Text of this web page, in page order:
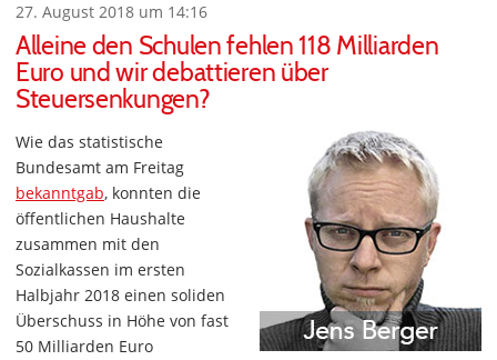
27. August 2018 um 14:16
Alleine den Schulen fehlen 118 Milliarden
Euro und wir debattieren über
Steuersenkungen?
Wie das statistische
Bundesamt am Freitag
bekanntgab, konnten die
öffentlichen Haushalte
zusammen mit den
Sozialkassen im ersten
Halbjahr 2018 einen soliden
Überschuss in Höhe von fast
50 Milliarden Euro